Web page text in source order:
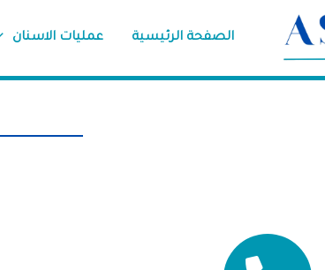
الصفحة الرئيسية عمليات الاسنان